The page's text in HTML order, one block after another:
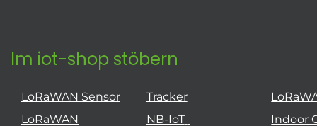
Im iot-shop stöbern
LoRaWAN Sensor
LoRaWAN
Tracker
NB-IoT
Indoor